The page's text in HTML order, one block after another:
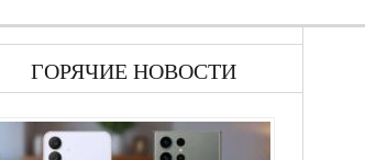
ГОРЯЧИЕ НОВОСТИ